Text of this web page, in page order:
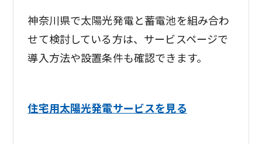
神奈川県で太陽光発電と蓄電池を組み合わ
せて検討している方は、サービスページで
導入方法や設置条件も確認できます。
住宅用太陽光発電サービスを見る